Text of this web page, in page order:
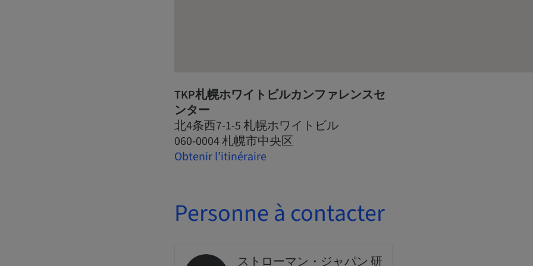
TKP札幌ホワイトビルカンファレンスセ
ンター
北4条西7-1-5 札幌ホワイトビル
060-0004 札幌市中央区
Obtenir l’itinéraire
Personne à contacter
ストローマン・ジャパン 研